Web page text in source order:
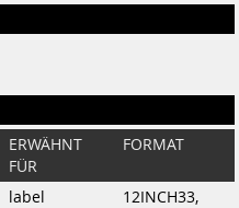
ERWÄHNT
FÜR
FORMAT
label
12INCH33,